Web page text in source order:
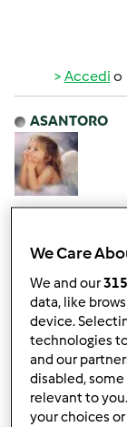
Accedi o
ASANTORO
da quando sei
disposizione!!!!!!!
A presto
We Care
We and our315
data, like
device.
technologies
and our
disabled,
relevant to
your choices